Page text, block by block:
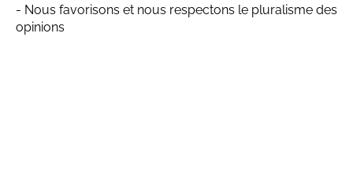
- Nous favorisons et nous respectons le pluralisme des
opinions